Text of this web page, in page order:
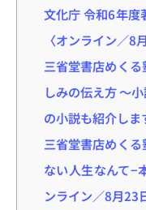
文化庁 令和6年度
〈オンライン／8
三省堂書店めく
しみの伝え方 〜
の小説も紹介しま
三省堂書店めく
ない人生なんて−
ンライン／8月23